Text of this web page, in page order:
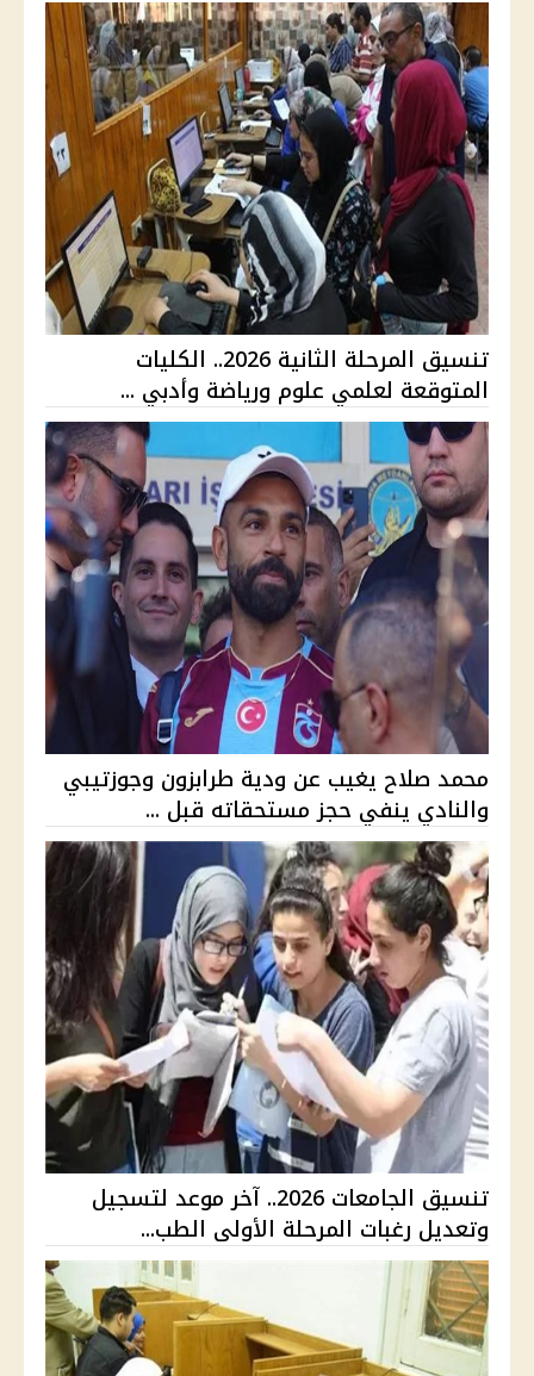
تنسيق المرحلة الثانية 2026.. الكليات
المتوقعة لعلمي علوم ورياضة وأدبي ...
محمد صلاح يغيب عن ودية طرابزون وجوزتيبي
والنادي ينفي حجز مستحقاته قبل ...
تنسيق الجامعات 2026.. آخر موعد لتسجيل
وتعديل رغبات المرحلة الأولى الطب...